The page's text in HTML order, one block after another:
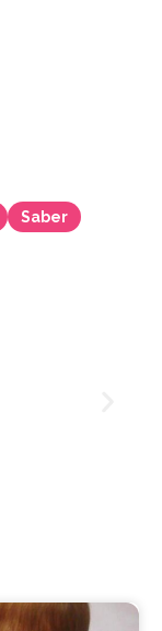
Saber